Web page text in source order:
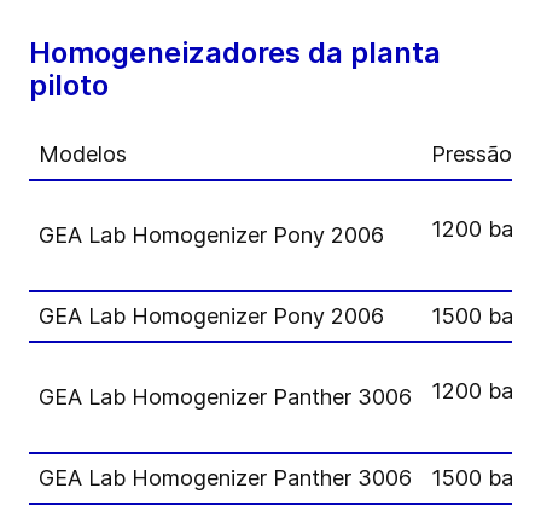
Homogeneizadores da planta
piloto
Modelos Pressão
GEA Lab Homogenizer Pony 2006 1200 bar
GEA Lab Homogenizer Pony 2006 1500 bar
GEA Lab Homogenizer Panther 3006 1200 bar
GEA Lab Homogenizer Panther 3006 1500 bar